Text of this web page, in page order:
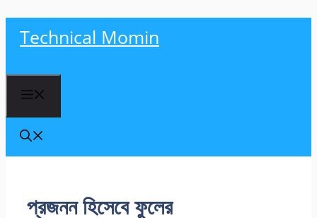
Technical Momin
প্রজনন হিসেবে ফুলের